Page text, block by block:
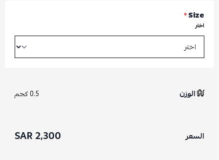
Size
*
اختر
الوزن 0.5 كجم
السعر 2,300 SAR